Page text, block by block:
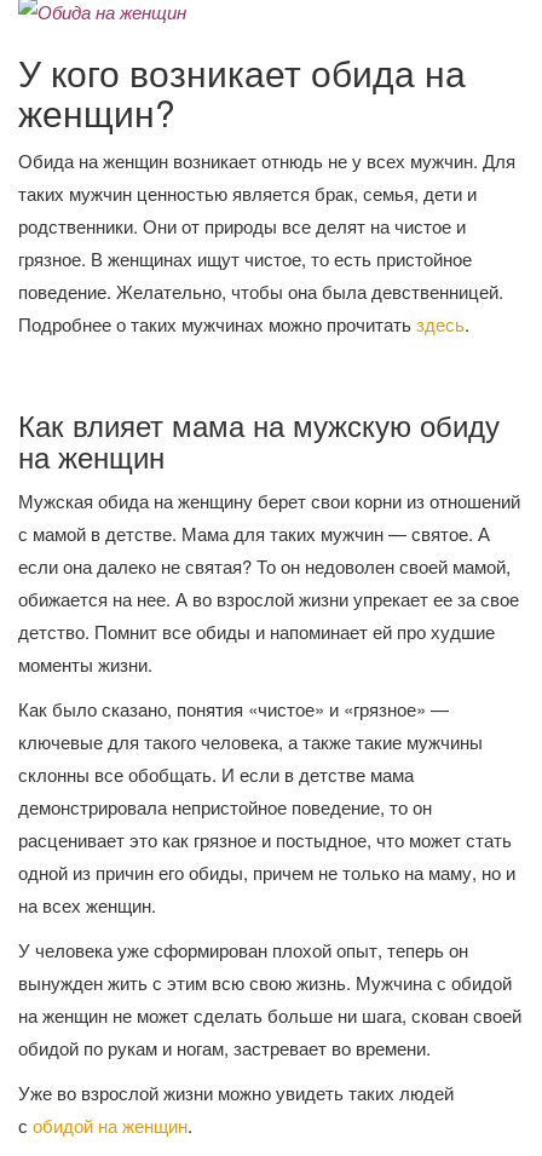
У кого возникает обида на
женщин?
Обида на женщин возникает отнюдь не у всех мужчин. Для
таких мужчин ценностью является брак, семья, дети и
родственники. Они от природы все делят на чистое и
грязное. В женщинах ищут чистое, то есть пристойное
поведение. Желательно, чтобы она была девственницей.
Подробнее о таких мужчинах можно прочитатьздесь.
Как влияет мама на мужскую обиду
на женщин
Мужская обида на женщину берет свои корни из отношений
с мамой в детстве. Мама для таких мужчин — святое. А
если она далеко не святая? То он недоволен своей мамой,
обижается на нее. А во взрослой жизни упрекает ее за свое
детство. Помнит все обиды и напоминает ей про худшие
моменты жизни.
Как было сказано, понятия «чистое» и «грязное» —
ключевые для такого человека, а также такие мужчины
склонны все обобщать. И если в детстве мама
демонстрировала непристойное поведение, то он
расценивает это как грязное и постыдное, что может стать
одной из причин его обиды, причем не только на маму, но и
на всех женщин.
У человека уже сформирован плохой опыт, теперь он
вынужден жить с этим всю свою жизнь. Мужчина с обидой
на женщин не может сделать больше ни шага, скован своей
обидой по рукам и ногам, застревает во времени.
Уже во взрослой жизни можно увидеть таких людей
с обидой на женщин.